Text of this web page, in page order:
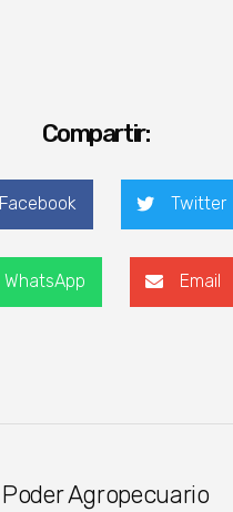
Compartir:
Facebook Twitter
WhatsApp Email
Poder Agropecuario